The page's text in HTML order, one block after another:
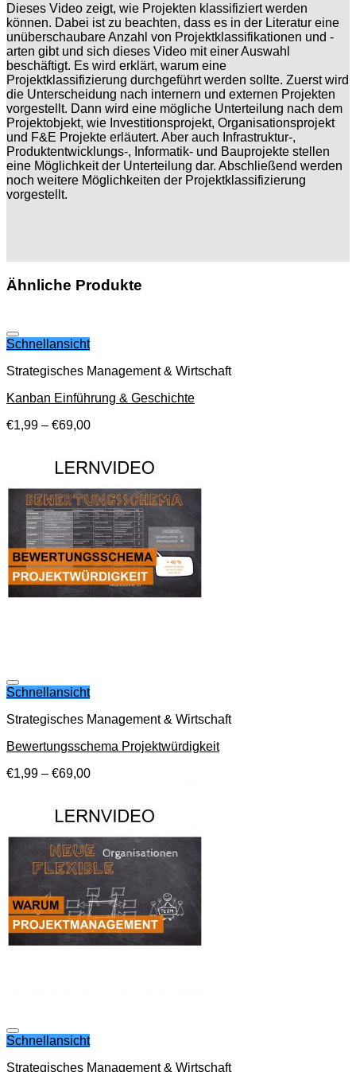
Dieses Video zeigt, wie Projekten klassifiziert werden
können. Dabei ist zu beachten, dass es in der Literatur eine
unüberschaubare Anzahl von Projektklassifikationen und -
arten gibt und sich dieses Video mit einer Auswahl
beschäftigt. Es wird erklärt, warum eine
Projektklassifizierung durchgeführt werden sollte. Zuerst wird
die Unterscheidung nach internern und externen Projekten
vorgestellt. Dann wird eine mögliche Unterteilung nach dem
Projektobjekt, wie Investitionsprojekt, Organisationsprojekt
und F&E Projekte erläutert. Aber auch Infrastruktur-,
Produktentwicklungs-, Informatik- und Bauprojekte stellen
eine Möglichkeit der Unterteilung dar. Abschließend werden
noch weitere Möglichkeiten der Projektklassifizierung
vorgestellt.
Ähnliche Produkte
Schnellansicht
Strategisches Management & Wirtschaft
Kanban Einführung & Geschichte
€1,99 – €69,00
Schnellansicht
Strategisches Management & Wirtschaft
Bewertungsschema Projektwürdigkeit
€1,99 – €69,00
Schnellansicht
Strategisches Management & Wirtschaft